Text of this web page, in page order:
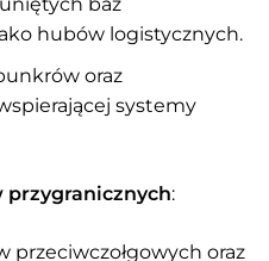
hubów logistycznych.
oraz
systemy
:
przeciwczołgowych oraz